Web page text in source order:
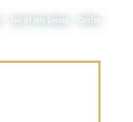
Tourist Info Gennep Colofon